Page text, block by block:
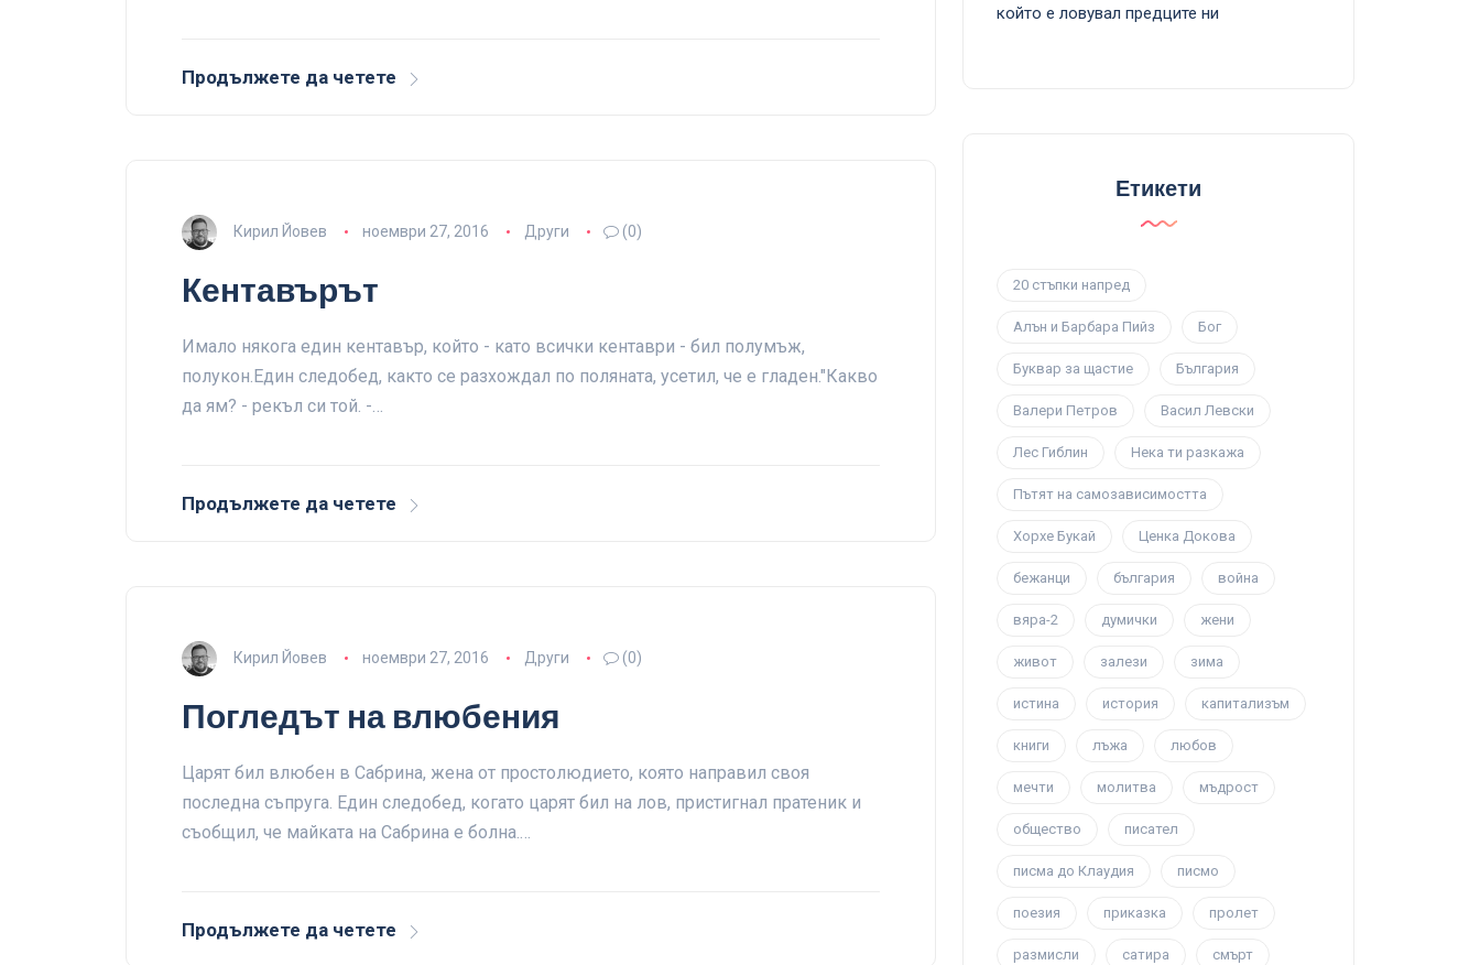
Продължете да четете
Кирил Йовев ноември 27, 2016 Други (0)
Кентавърът
Имало някога един кентавър, който - като всички кентаври - бил полумъж,
полукон.Един следобед, както се разхождал по поляната, усетил, че е гладен."Какво
да ям? - рекъл си той. -…
Продължете да четете
Кирил Йовев ноември 27, 2016 Други (0)
Погледът на влюбения
Царят бил влюбен в Сабрина, жена от простолюдието, която направил своя
последна съпруга. Един следобед, когато царят бил на лов, пристигнал пратеник и
съобщил, че майката на Сабрина е болна.…
Продължете да четете
който е ловувал предците ни
Етикети
20 стъпки напред
Алън и Барбара Пийз Бог
Буквар за щастие България
Валери Петров Васил Левски
Лес Гиблин Нека ти разкажа
Пътят на самозависимостта
Хорхе Букай Ценка Докова
бежанци българия война
вяра-2 думички жени
живот залези зима
истина история капитализъм
книги лъжа любов
мечти молитва мъдрост
общество писател
писма до Клаудия писмо
поезия приказка пролет
размисли сатира смърт